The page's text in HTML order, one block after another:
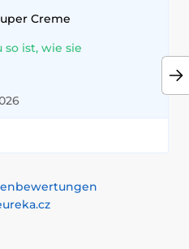
Creme
so ist, wie sie